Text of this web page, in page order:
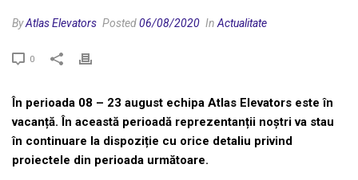
ByAtlas Elevators Posted06/08/2020 In Actualitate
0
În perioada 08 – 23 august echipa Atlas Elevators este în
vacanță. În această perioadă reprezentanții noștri va stau
în continuare la dispoziție cu orice detaliu privind
proiectele din perioada următoare.